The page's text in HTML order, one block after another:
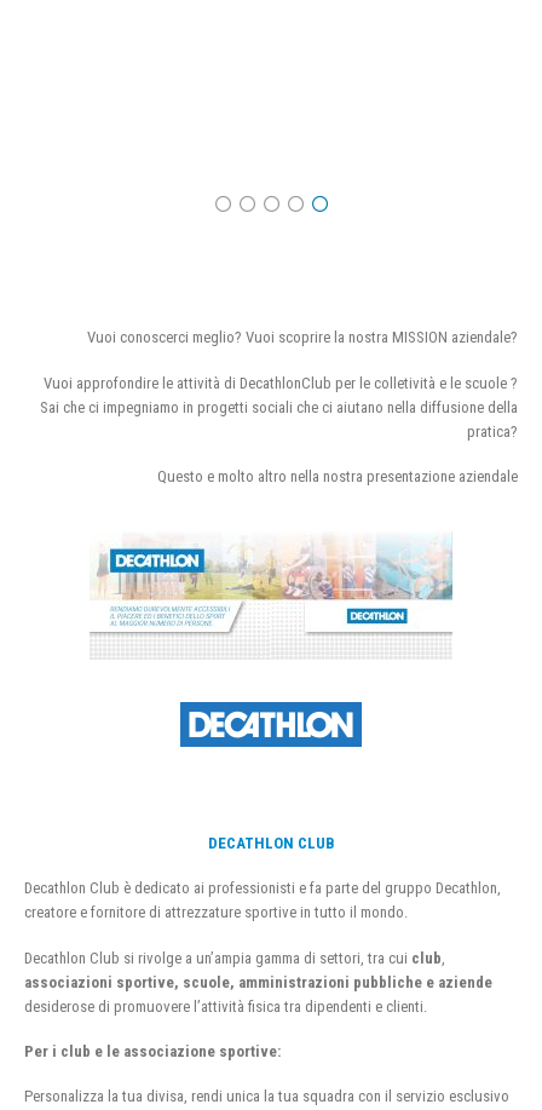
Vuoi conoscerci meglio? Vuoi scoprire la nostra MISSION aziendale?
Vuoi approfondire le attività di DecathlonClub per le colletività e le scuole ?
Sai che ci impegniamo in progetti sociali che ci aiutano nella diffusione della
pratica?
Questo e molto altro nella nostra presentazione aziendale
DECATHLON CLUB
Decathlon Club è dedicato ai professionisti e fa parte del gruppo Decathlon,
creatore e fornitore di attrezzature sportive in tutto il mondo.
Decathlon Club si rivolge a un’ampia gamma di settori, tra cui club
associazioni sportive, scuole, amministrazioni pubbliche e aziende
desiderose di promuovere l’attività fisica tra dipendenti e clienti.
Per i club e le associazione sportive:
Personalizza la tua divisa, rendi unica la tua squadra con il servizio esclusivo